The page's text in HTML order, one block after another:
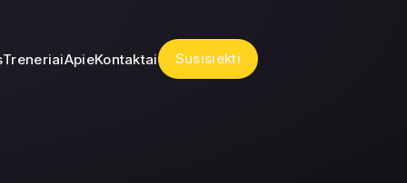
TreneriaiApieKontaktai Susisiekti